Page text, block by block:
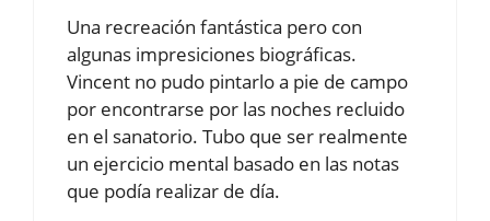
Una recreación fantástica pero con
algunas impresiciones biográficas.
Vincent no pudo pintarlo a pie de campo
por encontrarse por las noches recluido
en el sanatorio. Tubo que ser realmente
un ejercicio mental basado en las notas
que podía realizar de día.